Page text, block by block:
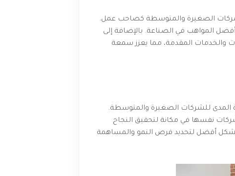
الصغيرة والمتوسطة كصاحب عمل.
المواهب في الصناعة. بالإضافة إلى
والخدمات المقدمة، مما يعزز سمعة
المدى للشركات الصغيرة والمتوسطة.
نفسها في مكانة لتحقيق النجاح
أفضل لتحديد فرص النمو والمساهمة